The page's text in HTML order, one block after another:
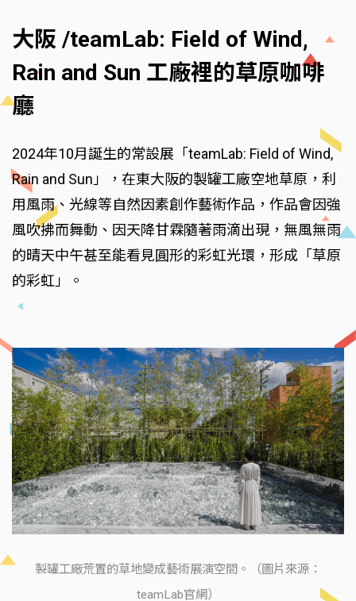
大阪 /teamLab: Field of Wind,
Rain and Sun 工廠裡的草原咖啡
廳
2024年10月誕生的常設展「teamLab: Field of Wind,
Rain and Sun」，在東大阪的製罐工廠空地草原，利
用風雨、光線等自然因素創作藝術作品，作品會因強
風吹拂而舞動、因天降甘霖隨著雨滴出現，無風無雨
的晴天中午甚至能看見圓形的彩虹光環，形成「草原
的彩虹」。
製罐工廠荒置的草地變成藝術展演空間。（圖片來源：
teamLab官網）